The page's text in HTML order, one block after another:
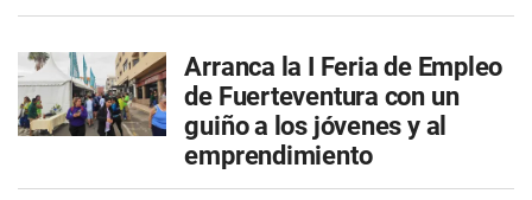
Arranca la I Feria de Empleo
de Fuerteventura con un
guiño a los jóvenes y al
emprendimiento